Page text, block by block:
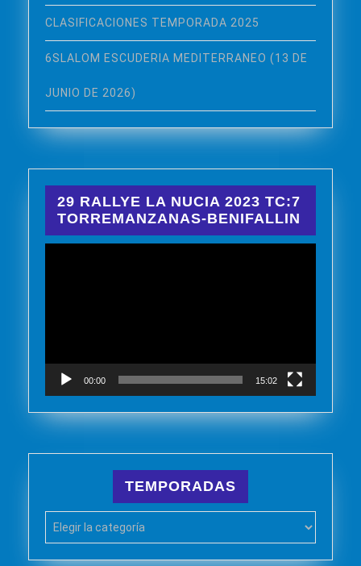
CLASIFICACIONES TEMPORADA 2025
6SLALOM ESCUDERIA MEDITERRANEO (13 DE
JUNIO DE 2026)
29 RALLYE LA NUCIA 2023 TC:7
TORREMANZANAS-BENIFALLIN
00:00 15:02
TEMPORADAS